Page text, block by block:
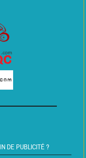
DE PUBLICITÉ ?